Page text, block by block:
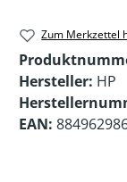
Zum Merkzettel
Hersteller: HP
EAN: